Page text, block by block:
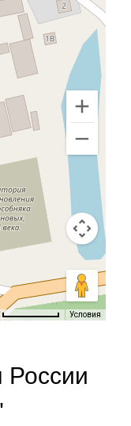
Условия